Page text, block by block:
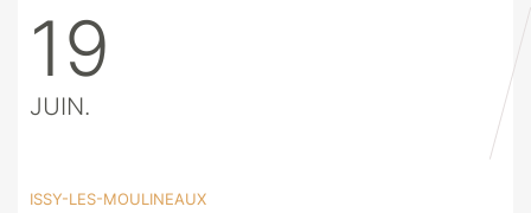
19
JUIN.
ISSY-LES-MOULINEAUX